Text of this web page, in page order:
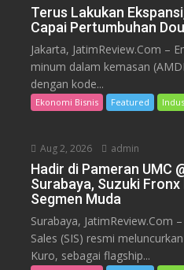
Terus Lakukan
Capai Pertumbuhan
Jakarta, JatimReview.Com –
minum dalam kemasan
dengan kode...
Ekonomi Bisnis Featured
Aug 2, 2026 admin
Hadir di Pameran UMC
Surabaya, Suzuki
Segmen Muda
Surabaya, JatimReview.Com
Sales (SIS) resmi
Kuro, sebagai flagship...